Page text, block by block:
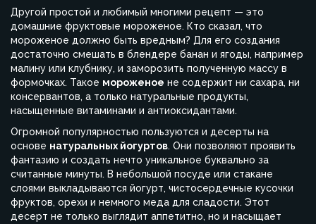
Другой простой и любимый многими рецепт — это
домашние фруктовые мороженое. Кто сказал, что
мороженое должно быть вредным? Для его создания
достаточно смешать в блендере банан и ягоды, например
малину или клубнику, и заморозить полученную массу в
формочках. Такое мороженое не содержит ни сахара, ни
консервантов, а только натуральные продукты,
насыщенные витаминами и антиоксидантами.
Огромной популярностью пользуются и десерты на
основе натуральных йогуртов. Они позволяют проявить
фантазию и создать нечто уникальное буквально за
считанные минуты. В небольшой посуде или стакане
слоями выкладываются йогурт, чистосердечные кусочки
фруктов, орехи и немного меда для сладости. Этот
десерт не только выглядит аппетитно, но и насыщает